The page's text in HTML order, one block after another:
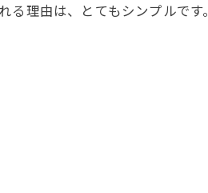
理由は、とてもシンプルです。